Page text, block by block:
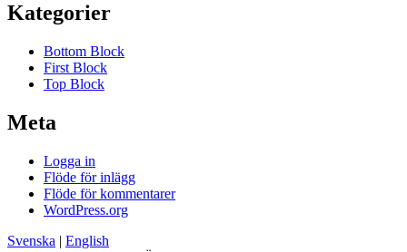
Kategorier
Bottom Block
First Block
Top Block
Meta
Logga in
Flöde för inlägg
Flöde för kommentarer
WordPress.org
Svenska | English